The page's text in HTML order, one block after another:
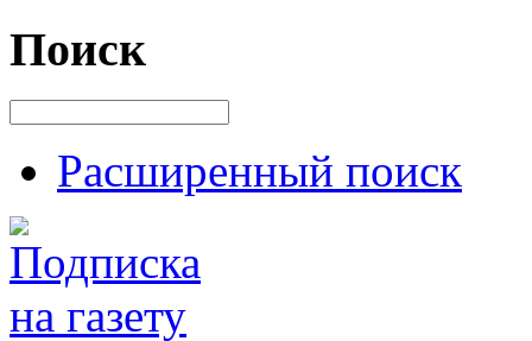
Поиск
Расширенный поиск